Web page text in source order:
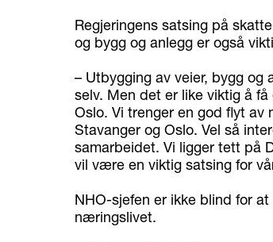
Regjeringens satsing på
og bygg og anlegg er også
– Utbygging av veier, bygg og
selv. Men det er like viktig å
Oslo. Vi trenger en god flyt av
Stavanger og Oslo. Vel så
samarbeidet. Vi ligger tett på
vil være en viktig satsing for
NHO-sjefen er ikke blind for
næringslivet.